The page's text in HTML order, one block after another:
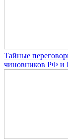
Тайные
чиновников РФ и